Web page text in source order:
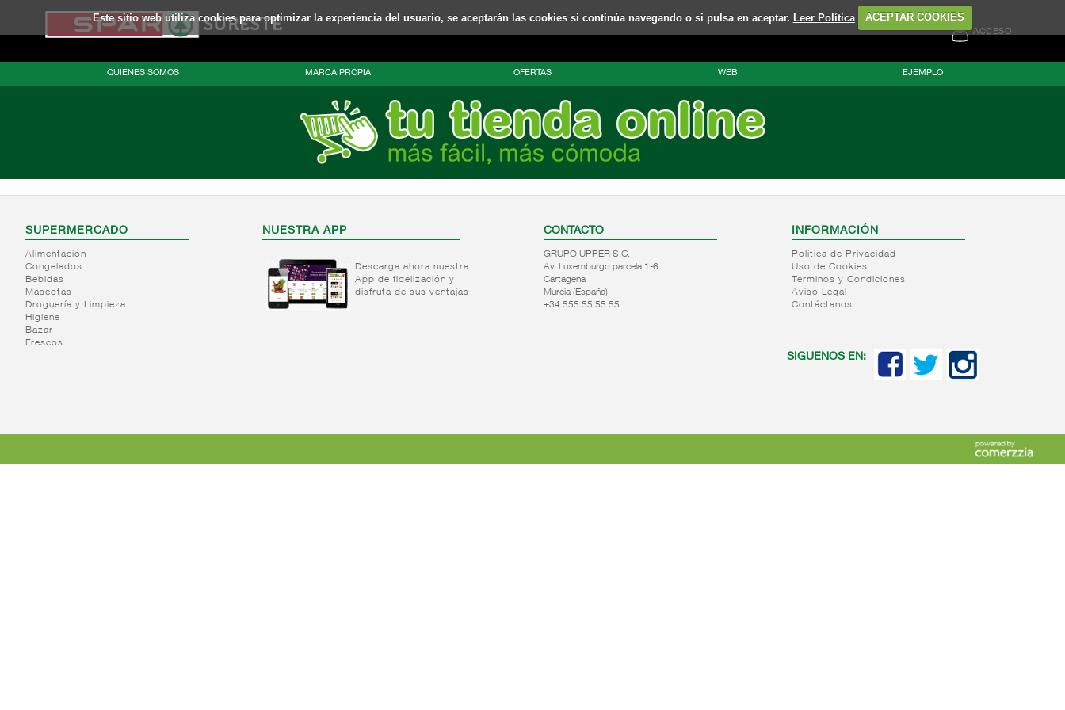
Este sitio web utiliza cookies para optimizar la experiencia del usuario, se aceptarán las cookies si continúa navegando o si pulsa en aceptar. Leer Política ACEPTAR COOKIES
ACCESO
QUIENES SOMOS MARCA PROPIA OFERTAS WEB EJEMPLO
SUPERMERCADO
Alimentacion
Congelados
Bebidas
Mascotas
Droguería y Limpieza
Higiene
Bazar
Frescos
NUESTRA APP
Descarga ahora nuestra
App de fidelización y
disfruta de sus ventajas
CONTACTO
GRUPO UPPER S.C.
Av. Luxemburgo parcela 1-6
Cartagena
Murcia (España)
+34 555 55 55 55
INFORMACIÓN
Política de Privacidad
Uso de Cookies
Terminos y Condiciones
Aviso Legal
Contáctanos
SIGUENOS EN: